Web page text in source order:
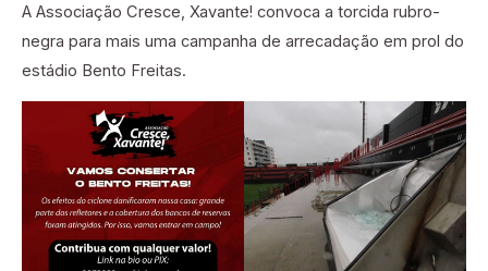
A Associação Cresce, Xavante! convoca a torcida rubro-
negra para mais uma campanha de arrecadação em prol do
estádio Bento Freitas.